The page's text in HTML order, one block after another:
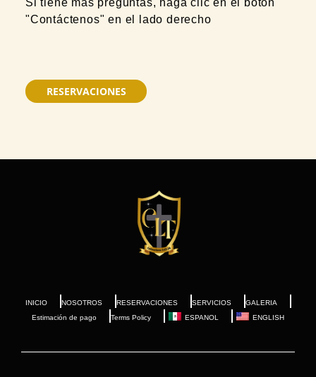
Si tiene más preguntas, haga clic en el botón
"Contáctenos" en el lado derecho
RESERVACIONES
INICIO NOSOTROS RESERVACIONES SERVICIOS
GALERIA
Estimación de pago
Terms Policy ESPANOL ENGLISH